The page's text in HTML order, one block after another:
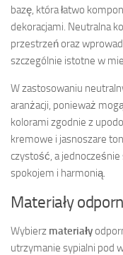
bazę, która łatwo
dekoracjami. Neutralna
przestrzeń oraz
szczególnie istotne w
W zastosowaniu
aranżacji, ponieważ
kolorami zgodnie z
kremowe i jasnoszare
czystość, a
spokojem i harmonią.
Materiały
Wybierz materiały
utrzymanie sypialni pod